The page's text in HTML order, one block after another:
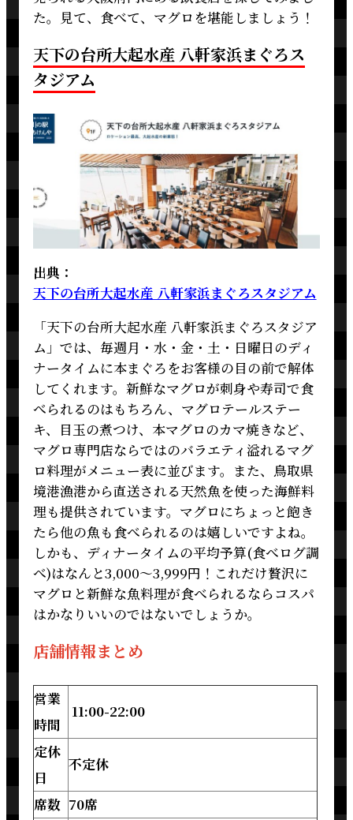
た。見て、食べて、マグロを堪能しましょう！
天下の台所大起水産 八軒家浜まぐろス
タジアム
出典：
天下の台所大起水産 八軒家浜まぐろスタジアム
「天下の台所大起水産 八軒家浜まぐろスタジア
ム」では、毎週月・水・金・土・日曜日のディ
ナータイムに本まぐろをお客様の目の前で解体
してくれます。新鮮なマグロが刺身や寿司で食
べられるのはもちろん、マグロテールステー
キ、目玉の煮つけ、本マグロのカマ焼きなど、
マグロ専門店ならではのバラエティ溢れるマグ
ロ料理がメニュー表に並びます。また、鳥取県
境港漁港から直送される天然魚を使った海鮮料
理も提供されています。マグロにちょっと飽き
たら他の魚も食べられるのは嬉しいですよね。
しかも、ディナータイムの平均予算(食べログ調
べ)はなんと3,000～3,999円！これだけ贅沢に
マグロと新鮮な魚料理が食べられるならコスパ
はかなりいいのではないでしょうか。
店舗情報まとめ
営業
時間
11:00-22:00
定休
日
不定休
席数 70席